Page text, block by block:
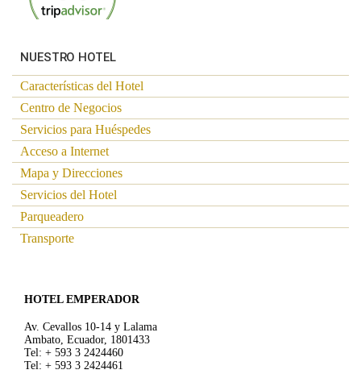
NUESTRO HOTEL
Características del Hotel
Centro de Negocios
Servicios para Huéspedes
Acceso a Internet
Mapa y Direcciones
Servicios del Hotel
Parqueadero
Transporte
HOTEL EMPERADOR
Av. Cevallos 10-14 y Lalama
Ambato, Ecuador, 1801433
Tel: + 593 3 2424460
Tel: + 593 3 2424461